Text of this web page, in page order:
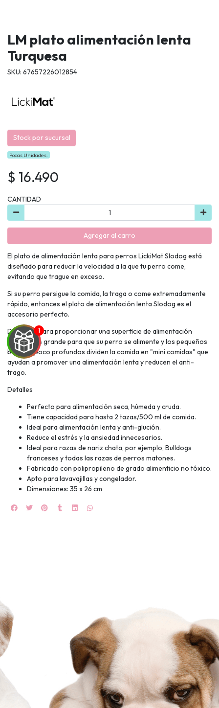
de
JUGAR
LM plato alimentación lenta
Turquesa
SKU: 67657226012854
Stock por sucursal
Pocas Unidades.
$ 16.490
CANTIDAD
Agregar al carro
El plato de alimentación lenta para perros LickiMat Slodog está
diseñado para reducir la velocidad a la que tu perro come,
evitando que trague en exceso.
Si su perro persigue la comida, la traga o come extremadamente
rápido, entonces el plato de alimentación lenta Slodog es el
accesorio perfecto.
Diseñado para proporcionar una superficie de alimentación
mucho más grande para que su perro se alimente y los pequeños
bolsillos poco profundos dividen la comida en "mini comidas" que
ayudan a promover una alimentación lenta y reducen el anti-
trago.
Detalles
Perfecto para alimentación seca, húmeda y cruda.
Tiene capacidad para hasta 2 tazas/500 ml de comida.
Ideal para alimentación lenta y anti-glución.
Reduce el estrés y la ansiedad innecesarios.
Ideal para razas de nariz chata, por ejemplo, Bulldogs
franceses y todas las razas de perros matones.
Fabricado con polipropileno de grado alimenticio no tóxico.
Apto para lavavajillas y congelador.
Dimensiones: 35 x 26 cm